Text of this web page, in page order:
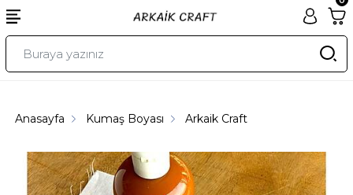
Anasayfa Kumaş Boyası Arkaik Craft